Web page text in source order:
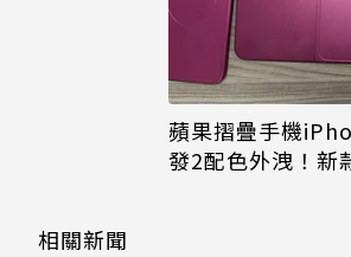
蘋果摺疊手機
發2配色外洩！新
相關新聞